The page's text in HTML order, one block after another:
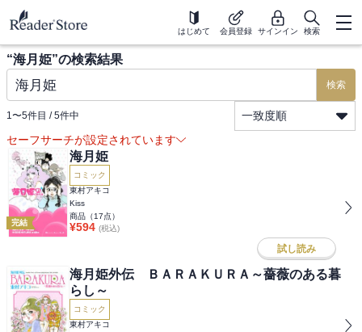
はじめて 会員登録 サインイン 検索
“海月姫”の検索結果
検索
1〜5件目 / 5件中
一致度順
セーフサーチが設定されています
完結
海月姫
コミック
東村アキコ
Kiss
商品（17点）
¥594 (税込)
試し読み
海月姫外伝 ＢＡＲＡＫＵＲＡ～薔薇のある暮
らし～
コミック
東村アキコ